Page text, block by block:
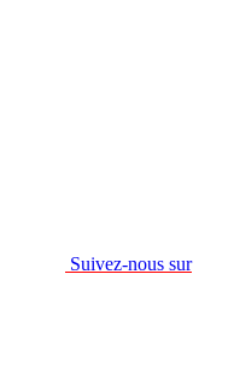
Suivez-nous sur